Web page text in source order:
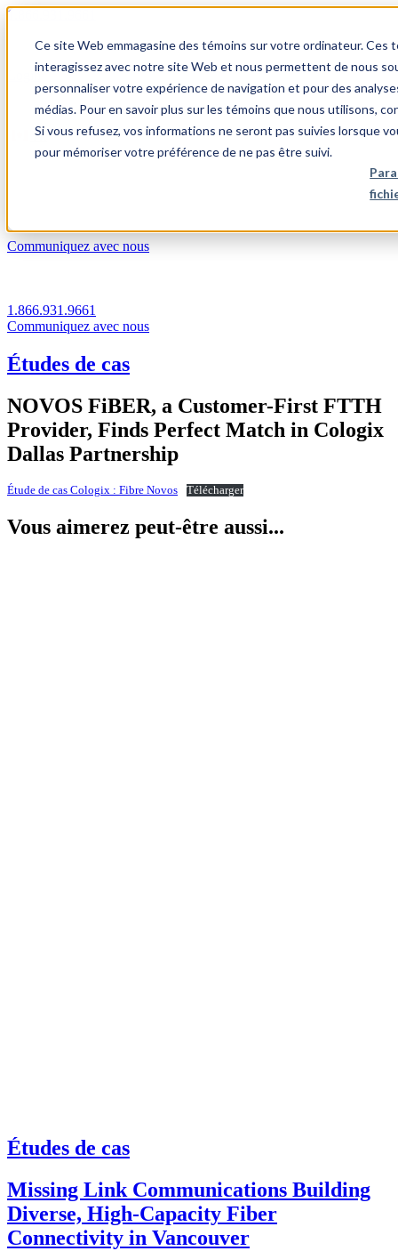
Ce site Web emmagasine des témoins sur votre ordinateur.
interagissez avec notre site Web et nous permettent de nous
personnaliser votre expérience de navigation et pour des
médias. Pour en savoir plus sur les témoins que nous utilisons,
Si vous refusez, vos informations ne seront pas suivies lorsque
pour mémoriser votre préférence de ne pas être suivi.
1.866.931.9661
Login
FR
Communiquez avec nous
1.866.931.9661
Communiquez avec nous
Études de cas
NOVOS FiBER, a Customer-First FTTH
Provider, Finds Perfect Match in Cologix
Dallas Partnership
Étude de cas Cologix : Fibre Novos Télécharger
Vous aimerez peut-être aussi...
Études de cas
Missing Link Communications Building
Diverse, High-Capacity Fiber
Connectivity in Vancouver